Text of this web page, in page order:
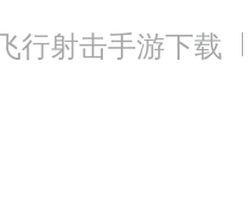
行射击手游下载